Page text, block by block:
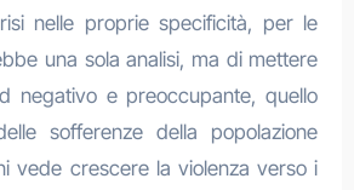
nelle proprie specificità, per le
una sola analisi, ma di mettere
negativo e preoccupante, quello
sofferenze della popolazione
vede crescere la violenza verso i